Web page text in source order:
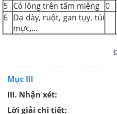
5 Có lông trên tấm miệng 0
6 Dạ dày, ruột, gan tụy, túi
mực,…
Mục III
III. Nhận xét:
Lời giải chi tiết: